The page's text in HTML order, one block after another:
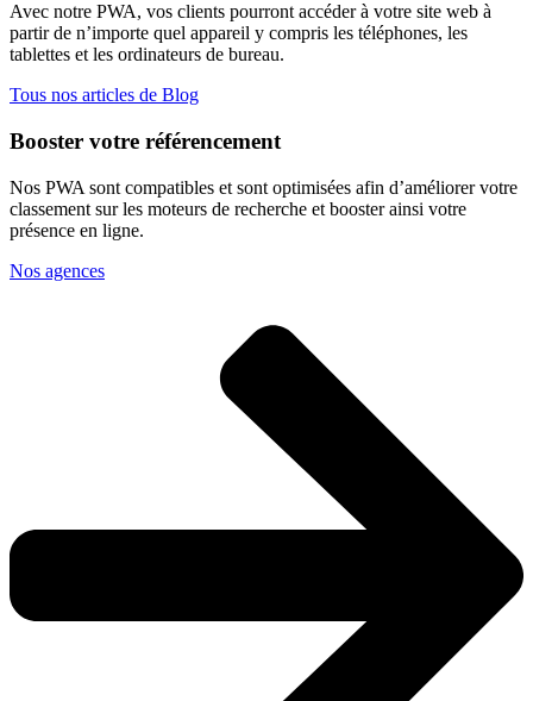
Avec notre PWA, vos clients pourront accéder à votre site web à
partir de n’importe quel appareil y compris les téléphones, les
tablettes et les ordinateurs de bureau.
Tous nos articles de Blog
Booster votre référencement
Nos PWA sont compatibles et sont optimisées afin d’améliorer votre
classement sur les moteurs de recherche et booster ainsi votre
présence en ligne.
Nos agences